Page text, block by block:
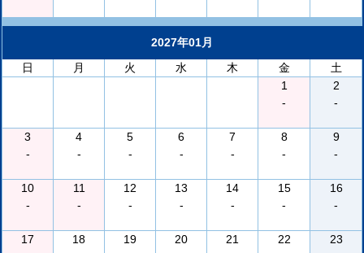
2027年01月
日
月 火 水 木 金
土
1
-
2
-
3
-
4
-
5
-
6
-
7
-
8
-
9
-
10
-
11
-
12
-
13
-
14
-
15
-
16
-
17
18
19
20
21
22
23